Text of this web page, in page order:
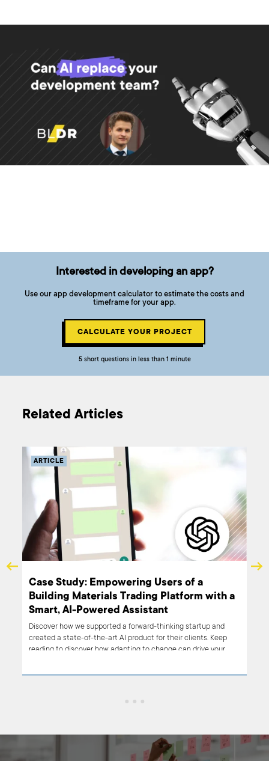
Interested in developing an app?
Use our app development calculator to estimate the costs and
timeframe for your app.
CALCULATE YOUR PROJECT
5 short questions in less than 1 minute
Related Articles
ARTICLE
Case Study: Empowering Users of a
Building Materials Trading Platform with a
Smart, AI-Powered Assistant
Discover how we supported a forward-thinking startup and
created a state-of-the-art AI product for their clients. Keep
reading to discover how adapting to change can drive your